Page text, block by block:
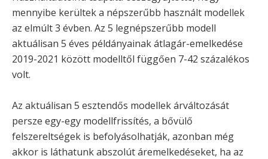
mennyibe kerültek a népszerűbb használt modellek
az elmúlt 3 évben. Az 5 legnépszerűbb modell
aktuálisan 5 éves példányainak átlagár-emelkedése
2019-2021 között modelltől függően 7-42 százalékos
volt.
Az aktuálisan 5 esztendős modellek árváltozását
persze egy-egy modellfrissítés, a bővülő
felszereltségek is befolyásolhatják, azonban még
akkor is láthatunk abszolút áremelkedéseket, ha az